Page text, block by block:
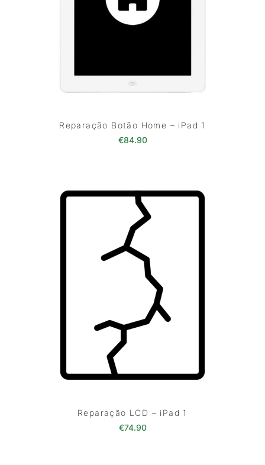
Reparação Botão Home – iPad 1
€84.90
Reparação LCD – iPad 1
€74.90